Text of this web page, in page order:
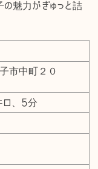
魅力がぎゅっと詰
市中町２０
ロ、5分